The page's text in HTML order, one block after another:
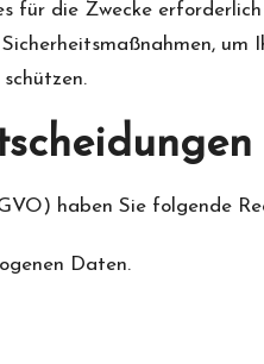
für die Zwecke
um
haben Sie folgende
Daten.